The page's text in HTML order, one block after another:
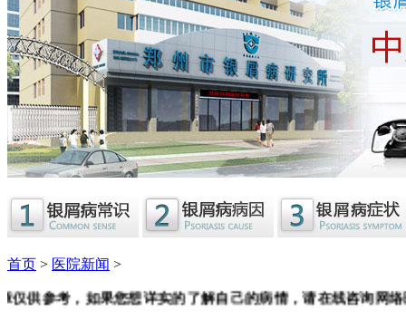
首页 > 医院新闻 >
考，如果您想详实的了解自己的病情，请在线咨询网络医生